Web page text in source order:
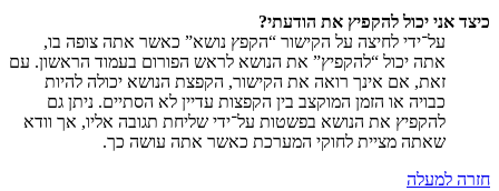
כיצד אני יכול להקפיץ את הודעתי?
על־ידי לחיצה על הקישור “הקפץ נושא” כאשר אתה צופה בו,
אתה יכול “להקפיץ” את הנושא לראש הפורום בעמוד הראשון. עם
זאת, אם אינך רואה את הקישור, הקפצת הנושא יכולה להיות
כבויה או הזמן המוקצב בין הקפצות עדיין לא הסתיים. ניתן גם
להקפיץ את הנושא בפשטות על־ידי שליחת תגובה אליו, אך וודא
שאתה מציית לחוקי המערכת כאשר אתה עושה כך.
חזרה למעלה